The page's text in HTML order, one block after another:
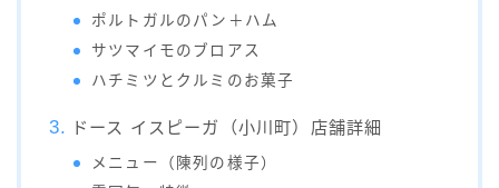
ポルトガルのパン＋ハム
サツマイモのブロアス
ハチミツとクルミのお菓子
ドース イスピーガ（小川町）店舗詳細
メニュー（陳列の様子）